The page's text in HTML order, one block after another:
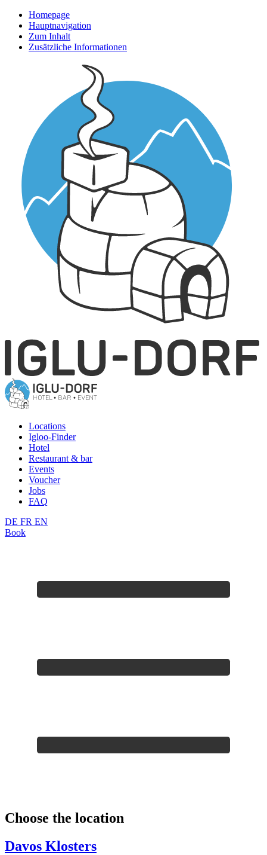
Homepage
Hauptnavigation
Zum Inhalt
Zusätzliche Informationen
Locations
Igloo-Finder
Hotel
Restaurant & bar
Events
Voucher
Jobs
FAQ
DE FR EN
Book
Choose the location
Davos Klosters